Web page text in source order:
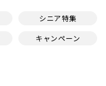
シニア特集
キャンペーン